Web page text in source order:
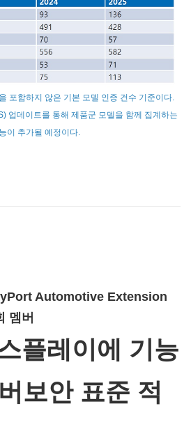
포함하지 않은 기본 모델 인증 건수 기준이다.
업데이트를 통해 제품군 모델을 함께 집계하는
이 추가될 예정이다.
Automotive Extension
멤버
플레이에 기능
보안 표준 적